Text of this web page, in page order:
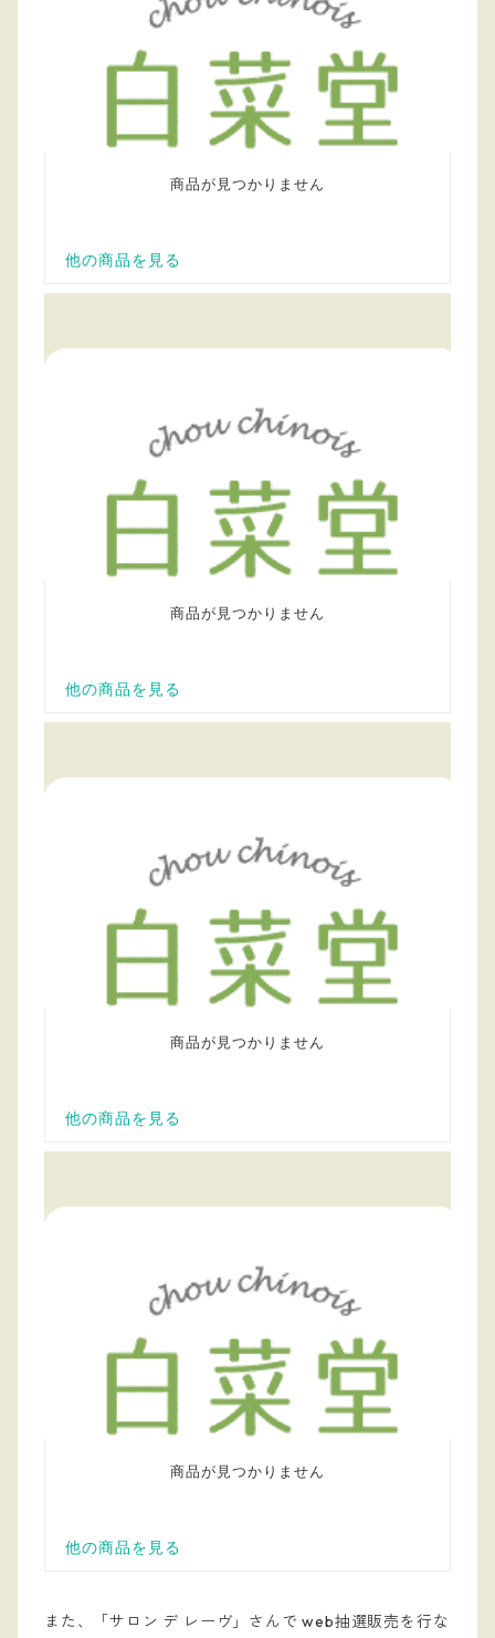
また、「サロン デ レーヴ」さんで web抽選販売を行な